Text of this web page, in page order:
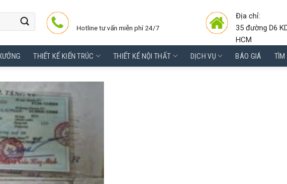
Hotline tư vấn miễn phí 24/7
Địa chỉ:
35 đường D6
HCM
THIẾT KẾ KIẾN TRÚC THIẾT KẾ NỘI THẤT DỊCH VỤ BÁO GIÁ TÌM